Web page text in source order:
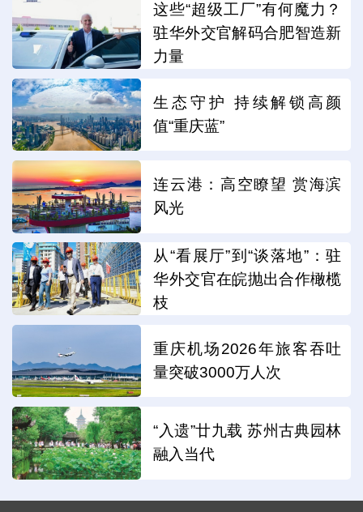
这些“超级工厂”有何魔力？
驻华外交官解码合肥智造新
力量
生态守护 持续解锁高颜
值“重庆蓝”
连云港：高空瞭望 赏海滨
风光
从“看展厅”到“谈落地”：驻
华外交官在皖抛出合作橄榄
枝
重庆机场2026年旅客吞吐
量突破3000万人次
“入遗”廿九载 苏州古典园林
融入当代